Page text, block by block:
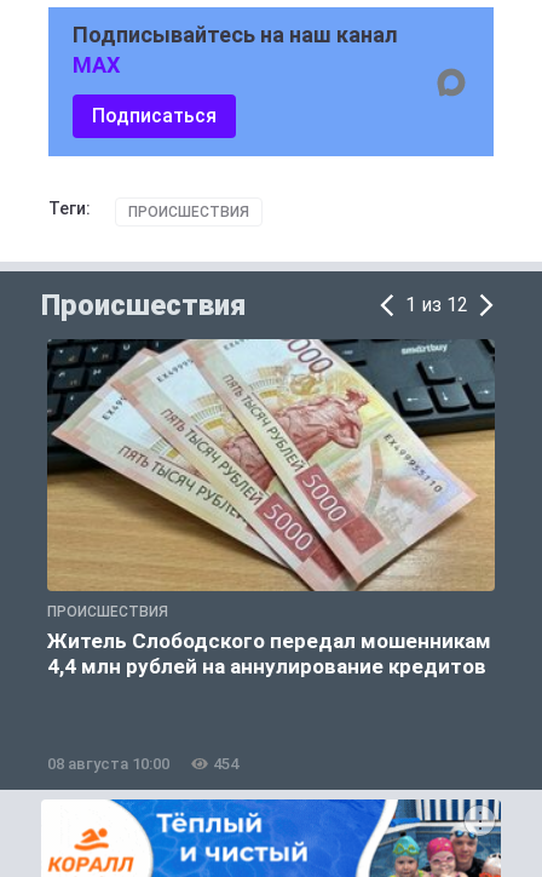
Подписывайтесь на наш канал
MAX
Подписаться
Теги: ПРОИСШЕСТВИЯ
Происшествия 1 из 12
ПРОИСШЕСТВИЯ
Житель Слободского передал мошенникам
4,4 млн рублей на аннулирование кредитов
08 августа 10:00 454